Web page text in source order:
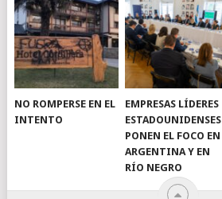
NO ROMPERSE EN EL
INTENTO
EMPRESAS LÍDERES
ESTADOUNIDENSES
PONEN EL FOCO EN
ARGENTINA Y EN
RÍO NEGRO